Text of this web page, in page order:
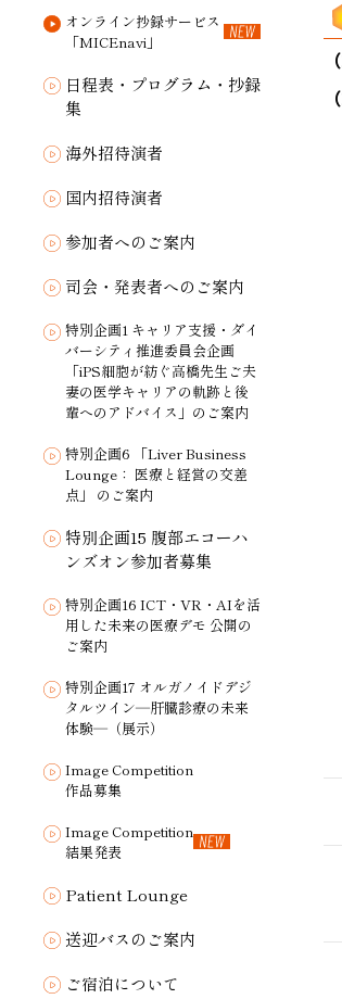
オンライン抄録サービス
「MICEnavi」
日程表・プログラム・抄録
集
海外招待演者
国内招待演者
参加者へのご案内
司会・発表者へのご案内
特別企画1 キャリア支援・ダイ
バーシティ推進委員会企画
「iPS細胞が紡ぐ高橋先生ご夫
妻の医学キャリアの軌跡と後
輩へのアドバイス」のご案内
特別企画6 「Liver Business
Lounge： 医療と経営の交差
点」 のご案内
特別企画15 腹部エコーハ
ンズオン参加者募集
特別企画16 ICT・VR・AIを活
用した未来の医療デモ 公開の
ご案内
特別企画17 オルガノイドデジ
タルツイン―肝臓診療の未来
体験―（展示）
Image Competition
作品募集
Image Competition
結果発表
Patient Lounge
送迎バスのご案内
ご宿泊について